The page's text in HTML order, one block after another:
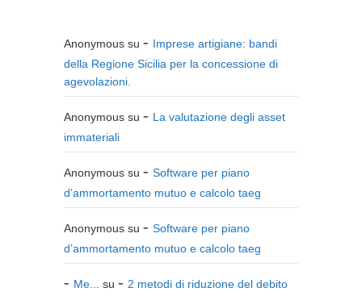
Anonymous su
Imprese artigiane: bandi
della Regione Sicilia per la concessione di
agevolazioni.
Anonymous su
La valutazione degli asset
immateriali
Anonymous su
Software per piano
d’ammortamento mutuo e calcolo taeg
Anonymous su
Software per piano
d’ammortamento mutuo e calcolo taeg
Me... su
2 metodi di riduzione del debito